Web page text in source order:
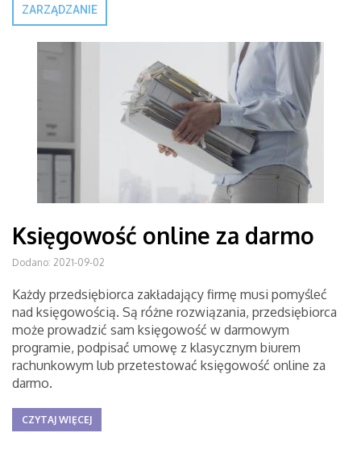
ZARZĄDZANIE
Księgowość online za darmo
Dodano: 2021-09-02
Każdy przedsiębiorca zakładający firmę musi pomyśleć
nad księgowością. Są różne rozwiązania, przedsiębiorca
może prowadzić sam księgowość w darmowym
programie, podpisać umowę z klasycznym biurem
rachunkowym lub przetestować księgowość online za
darmo.
CZYTAJ WIĘCEJ